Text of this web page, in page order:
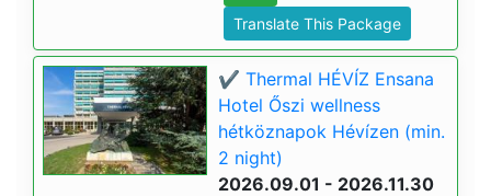
Translate This Package
✔️ Thermal HÉVÍZ Ensana
Hotel Őszi wellness
hétköznapok Hévízen (min.
2 night)
2026.09.01 - 2026.11.30